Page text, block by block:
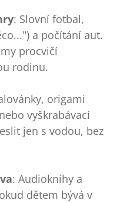
: Slovní fotbal,
a počítání aut.
procvičí
rodinu.
origami
vyškrabávací
jen s vodou, bez
: Audioknihy a
dětem bývá v